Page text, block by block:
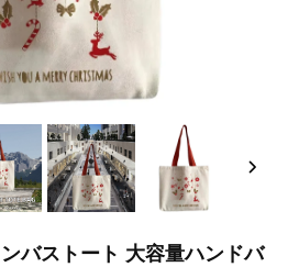
バストート 大容量ハンドバ